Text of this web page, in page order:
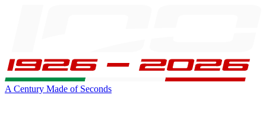
A Century Made of Seconds